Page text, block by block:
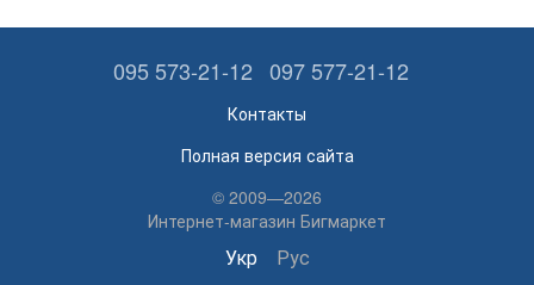
095 573-21-12 097 577-21-12
Контакты
Полная версия сайта
© 2009—2026
Интернет-магазин Бигмаркет
Укр Рус